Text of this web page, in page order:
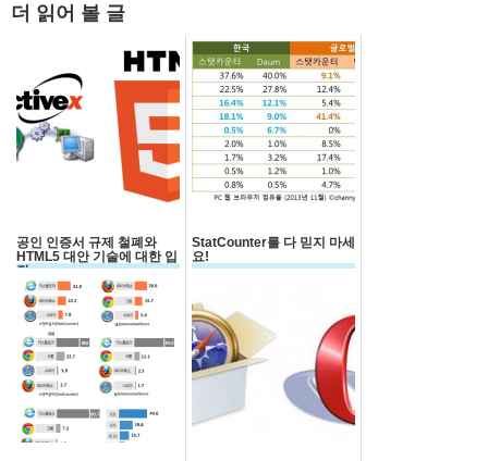
더 읽어 볼 글
공인 인증서 규제 철폐와
HTML5 대안 기술에 대한 입
장
StatCounter를 다 믿지 마세
요!